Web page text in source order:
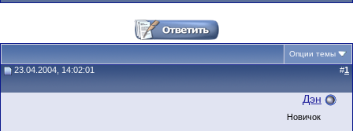
Опции темы
23.04.2004, 14:02:01 #1
Дэн
Новичок